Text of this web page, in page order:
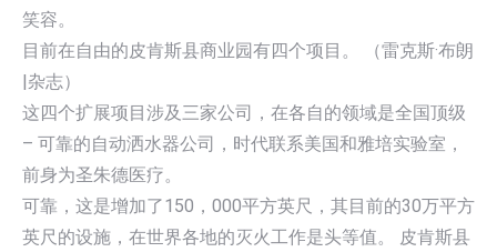
笑容。
目前在自由的皮肯斯县商业园有四个项目。 （雷克斯·布朗
|杂志）
这四个扩展项目涉及三家公司，在各自的领域是全国顶级
– 可靠的自动洒水器公司，时代联系美国和雅培实验室，
前身为圣朱德医疗。
可靠，这是增加了150，000平方英尺，其目前的30万平方
英尺的设施，在世界各地的灭火工作是头等值。 皮肯斯县